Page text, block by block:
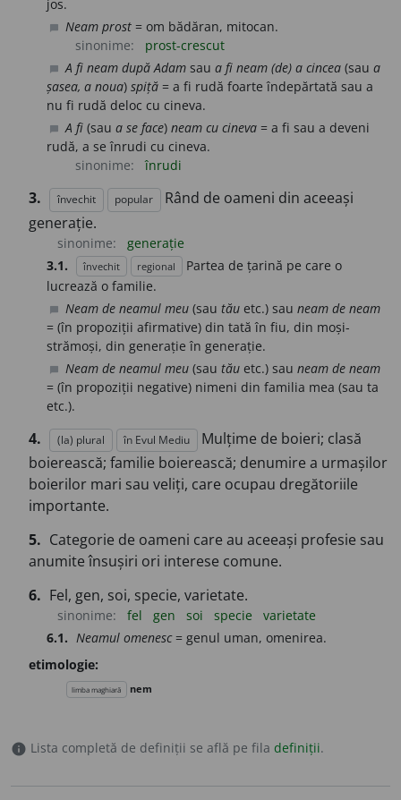
jos.
Neam prost = om bădăran, mitocan.
sinonime:
prost-crescut
A fi neam după Adam saua fi neam (de) a cincea (saua
șasea, a noua) spiță = a fi rudă foarte îndepărtată sau a
nu fi rudă deloc cu cineva.
A fi (saua se face)neam cu cineva = a fi sau a deveni
rudă, a se înrudi cu cineva.
sinonime:
înrudi
3. învechit popular
Rând de oameni din aceeași
generație.
sinonime:
generație
3.1.
învechit regional
Partea de țarină pe care o
lucrează o familie.
Neam de neamul meu (sau tău etc.) sauneam de neam
= (în propoziții afirmative) din tată în fiu, din moși-
strămoși, din generație în generație.
Neam de neamul meu (sau tău etc.) sauneam de neam
= (în propoziții negative) nimeni din familia mea (sau ta
etc.).
4. (la) plural în Evul Mediu
Mulțime de boieri; clasă
boierească; familie boierească; denumire a urmașilor
boierilor mari sau veliți, care ocupau dregătoriile
importante.
5. Categorie de oameni care au aceeași profesie sau
anumite însușiri ori interese comune.
6. Fel, gen, soi, specie, varietate.
sinonime: fel gen soi specie
varietate
6.1. Neamul omenesc= genul uman, omenirea.
etimologie:
limba maghiară nem
info Lista completă de definiții se află pe fila definiții.